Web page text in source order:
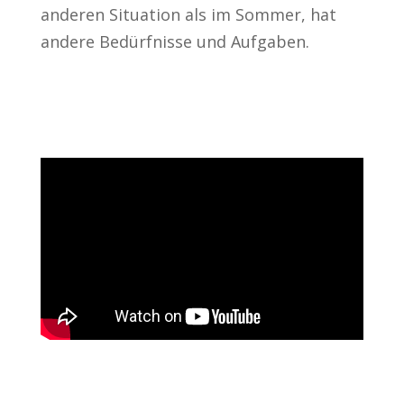
anderen Situation als im Sommer, hat
andere Bedürfnisse und Aufgaben.